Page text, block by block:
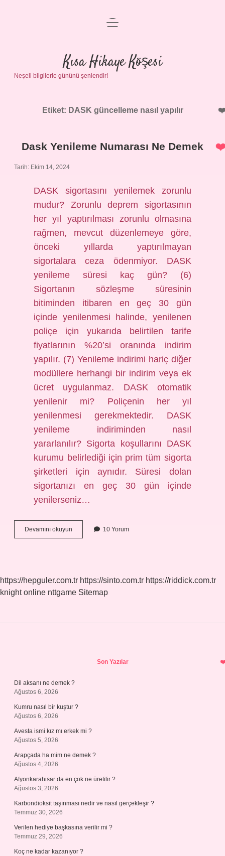
Anasayfa
Gizlilik Politikası
Yasal Uyarı
menüyü
Kısa Hikaye Köşesi
Neşeli bilgilerle gününü şenlendir!
Etiket: DASK güncelleme nasıl yapılır
Dask Yenileme Numarası Ne Demek
Tarih: Ekim 14, 2024
DASK sigortasını yenilemek zorunlu
mudur? Zorunlu deprem sigortasının
her yıl yaptırılması zorunlu olmasına
rağmen, mevcut düzenlemeye göre,
önceki yıllarda yaptırılmayan
sigortalara ceza ödenmiyor. DASK
yenileme süresi kaç gün? (6)
Sigortanın sözleşme süresinin
bitiminden itibaren en geç 30 gün
içinde yenilenmesi halinde, yenilenen
poliçe için yukarıda belirtilen tarife
fiyatlarının %20’si oranında indirim
yapılır. (7) Yenileme indirimi hariç diğer
modüllere herhangi bir indirim veya ek
ücret uygulanmaz. DASK otomatik
yenilenir mi? Poliçenin her yıl
yenilenmesi gerekmektedir. DASK
yenileme indiriminden nasıl
yararlanılır? Sigorta koşullarını DASK
kurumu belirlediği için prim tüm sigorta
şirketleri için aynıdır. Süresi dolan
sigortanızı en geç 30 gün içinde
yenilerseniz…
Devamını okuyun
Yenileme
10 Yorum
https://hepguler.com.tr https://sinto.com.tr https://riddick.com.tr
knight online nttgame Sitemap
Son Yazılar
Dil aksanı ne demek ?
Ağustos 6, 2026
Kumru nasıl bir kuştur ?
Ağustos 6, 2026
Avesta ismi kız mı erkek mi ?
Ağustos 5, 2026
Arapçada ha mim ne demek ?
Ağustos 4, 2026
Afyonkarahisar’da en çok ne üretilir ?
Ağustos 3, 2026
Karbondioksit taşınması nedir ve nasıl gerçekleşir ?
Temmuz 30, 2026
Verilen hediye başkasına verilir mi ?
Temmuz 29, 2026
Koç ne kadar kazanıyor ?